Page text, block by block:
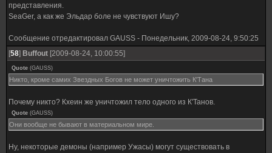
представления.
SeaGer, а как же Эльдар боле не чувствуют Ишу?
Сообщение отредактировал GAUSS - Понедельник, 2009-08-24, 9:50:25
[58] Buffout [2009-08-24, 10:00:55]
Quote (GAUSS)
Никто, кроме самих Звездных Богов не может уничтожить К'Тана
Почему никто? Кхеин же уничтожил тело одного из К'Танов.
Quote (GAUSS)
Они вообще не бывают в материальном мире.
Ну, некоторые демоны (например Ужасы) могут существовать в